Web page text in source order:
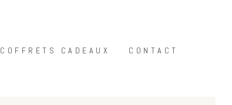
COFFRETS CADEAUX CONTACT